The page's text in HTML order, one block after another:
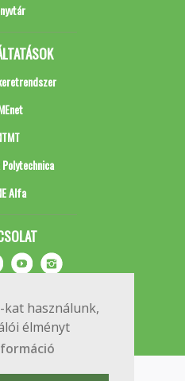
használunk,
élményt
Alfa